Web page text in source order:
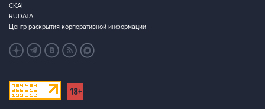
СКАН
RUDATA
Центр раскрытия корпоративной информации